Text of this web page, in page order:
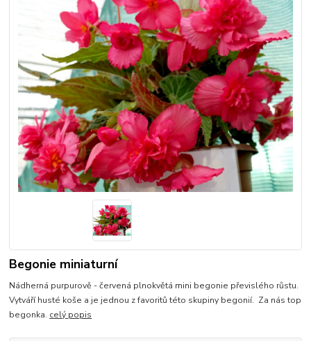
Begonie miniaturní
Nádherná purpurově - červená plnokvětá mini begonie převislého růstu.
Vytváří husté koše a je jednou z favoritů této skupiny begonií. Za nás top
begonka. celý popis